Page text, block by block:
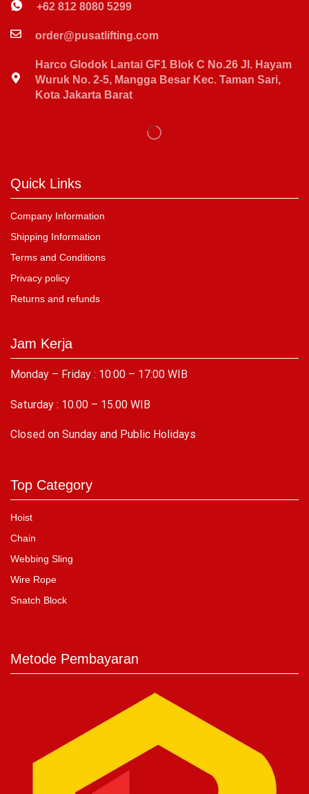
+62 812 8080 5299
order@pusatlifting.com
Harco Glodok Lantai GF1 Blok C No.26 Jl. Hayam
Wuruk No. 2-5, Mangga Besar Kec. Taman Sari,
Kota Jakarta Barat
Quick Links
Company Information
Shipping Information
Terms and Conditions
Privacy policy
Returns and refunds
Jam Kerja
Monday – Friday : 10:00 – 17:00 WIB
Saturday : 10.00 – 15.00 WIB
C losed on Sunday and Public Holidays
Top Category
Hoist
Chain
Webbing Sling
Wire Rope
Snatch Block
Metode Pembayaran